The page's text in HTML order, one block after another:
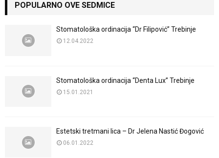
POPULARNO OVE SEDMICE
Stomatološka ordinacija “Dr Filipović” Trebinje
12.04.2022
Stomatološka ordinacija “Denta Lux” Trebinje
15.01.2021
Estetski tretmani lica – Dr Jelena Nastić Đogović
06.01.2022